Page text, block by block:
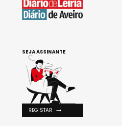
SEJA ASSINANTE
REGISTAR